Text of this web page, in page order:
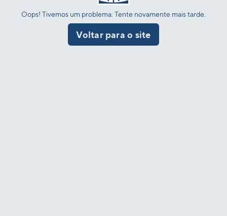
Oops! Tivemos um problema. Tente novamente mais tarde.
Voltar para o site